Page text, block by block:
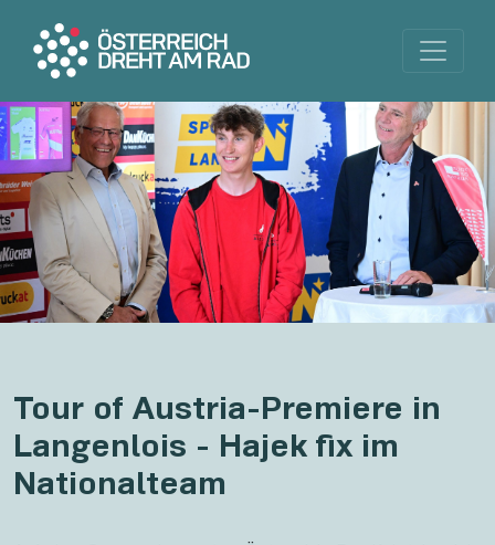
Tour of Austria-Premiere in
Langenlois - Hajek fix im
Nationalteam